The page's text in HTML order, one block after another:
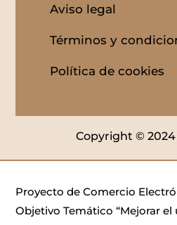
Aviso legal
Términos y
Política de cookies
Copyright ©
Proyecto de Comercio
Objetivo Temático “Mejorar el